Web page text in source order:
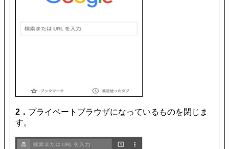
2． プライベートブラウザになっているものを閉じま
す。